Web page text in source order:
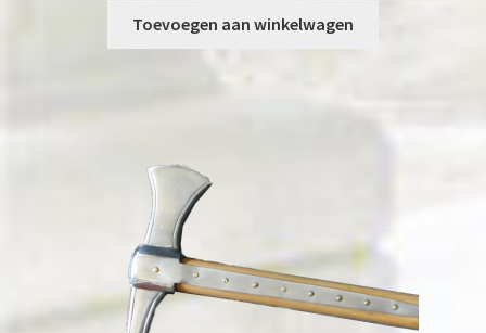
was:
is:
€ 96,95.
Toevoegen aan winkelwagen